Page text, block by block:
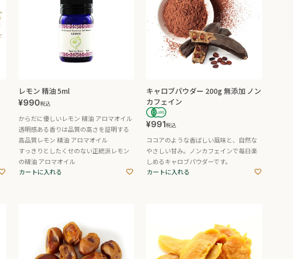
レモン 精油 5ml
¥990税込
からだに優しいレモン 精油 アロマオイル
透明感ある香りは品質の高さを証明する
高品質レモン 精油 アロマオイル
すっきりとしたくせのない正統派レモン
の精油 アロマオイル
カートに入れる
キャロブパウダー 200g 無添加 ノン
カフェイン
¥991税込
ココアのような香ばしい風味と、自然な
やさしい甘み。ノンカフェインで毎日楽
しめるキャロブパウダーです。
カートに入れる